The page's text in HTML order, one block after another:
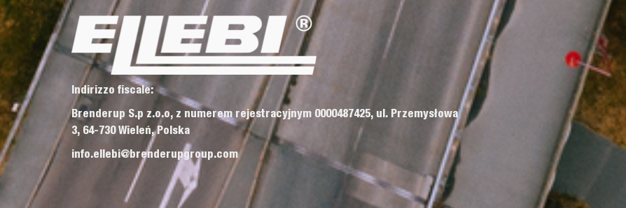
Indirizzo fiscale:
Brenderup S.p z.o.o, z numerem rejestracyjnym 0000487425, ul. Przemysłowa
3, 64-730 Wieleń, Polska
info.ellebi@brenderupgroup.com